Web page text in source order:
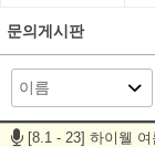
문의게시판
[8.1 - 23] 하이웰